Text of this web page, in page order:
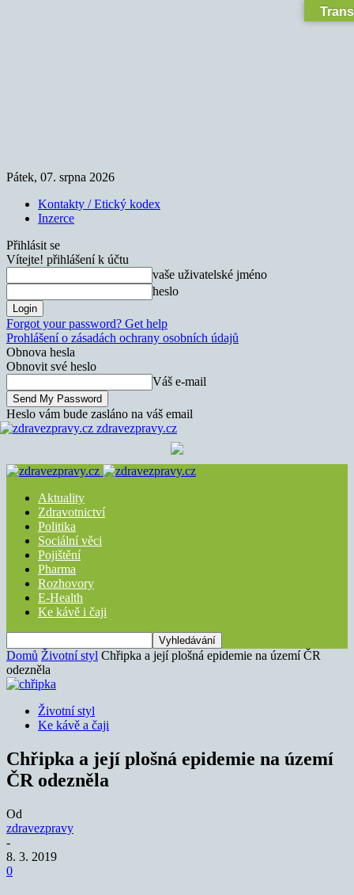
Pátek, 07. srpna 2026
Kontakty / Etický kodex
Inzerce
Přihlásit se
Vítejte! přihlášení k účtu
vaše uživatelské jméno
heslo
Forgot your password? Get help
Prohlášení o zásadách ochrany osobních údajů
Obnova hesla
Obnovit své heslo
Váš e-mail
Heslo vám bude zasláno na váš email
zdravezpravy.cz
Aktuality
Zdravotnictví
Politika
Sociální věci
Pojištění
Pharma
Rozhovory
E-Health
Ke kávě i čaji
Domů Životní styl Chřipka a její plošná epidemie na území ČR
odezněla
Životní styl
Ke kávě a čaji
Chřipka a její plošná epidemie na území
ČR odezněla
Od
zdravezpravy
-
8. 3. 2019
0